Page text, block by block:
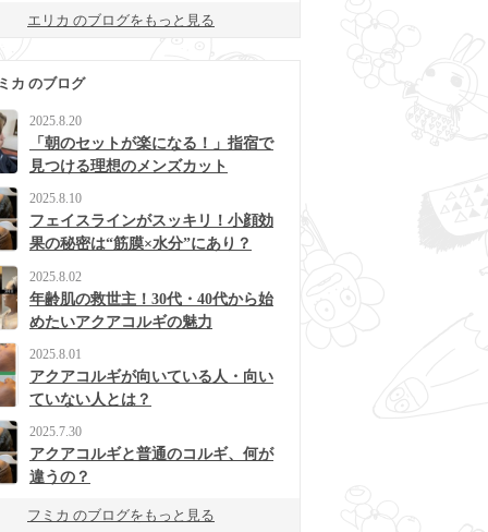
エリカ のブログをもっと見る
カ のブログ
2025.8.20
「朝のセットが楽になる！」指宿で
見つける理想のメンズカット
2025.8.10
フェイスラインがスッキリ！小顔効
果の秘密は“筋膜×水分”にあり？
2025.8.02
年齢肌の救世主！30代・40代から始
めたいアクアコルギの魅力
2025.8.01
アクアコルギが向いている人・向い
ていない人とは？
2025.7.30
アクアコルギと普通のコルギ、何が
違うの？
フミカ のブログをもっと見る